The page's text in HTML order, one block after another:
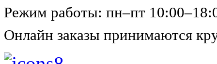
Режим работы: пн–пт
Онлайн заказы принимаются